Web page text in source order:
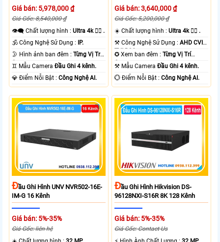
Giá bán: 5,978,000 ₫
Giá Gốc: 8,540,000 ₫
👁️‍🗨 Chất lượng hình :Ultra 4k 👍🏾 .
🕉️ Công Nghệ Sử Dụng : IP.
🌛 Hình ảnh ban đêm :Từng Vị Trí
Camera .
♊ Mẫu CameraĐầu Ghi 4 kênh.
️💎 Điểm Nỗi Bật :Công Nghệ AI.
Giá bán: 3,640,000 ₫
Giá Gốc: 5,200,000 ₫
☀️ Chất lượng hình :Ultra 4k 👍🏾 .
⚒ Công Nghệ Sử Dụng :AHD CVI
TVI BCS.
✪ Xem ban đêm :Từng Vị Trí
Camera .
⚒ Mẫu CameraĐầu Ghi 4 kênh.
️💮 Điểm Nỗi Bật :Công Nghệ AI.
ĐẦu Ghi Hình UNV NVR502-16E-
IM-G 16 Kênh
Giá bán: 5%-35%
Giá Gốc: liên hệ
ĐẦu Ghi Hình Hikvision DS-
96128NXI-S16R 8K 128 Kênh
Giá bán: 5%-35%
Giá Gốc: Contact Us